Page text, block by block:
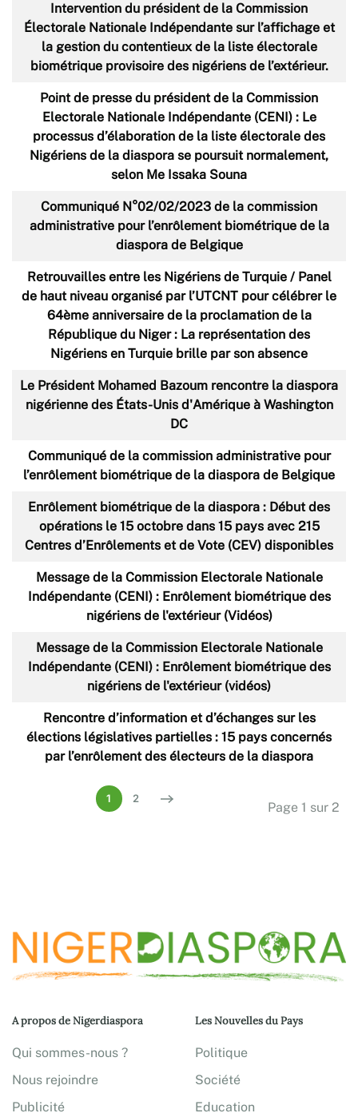
Intervention du président de la Commission
Électorale Nationale Indépendante sur l’affichage et
la gestion du contentieux de la liste électorale
biométrique provisoire des nigériens de l’extérieur.
Point de presse du président de la Commission
Electorale Nationale Indépendante (CENI) : Le
processus d’élaboration de la liste électorale des
Nigériens de la diaspora se poursuit normalement,
selon Me Issaka Souna
Communiqué N°02/02/2023 de la commission
administrative pour l’enrôlement biométrique de la
diaspora de Belgique
Retrouvailles entre les Nigériens de Turquie / Panel
de haut niveau organisé par l’UTCNT pour célébrer le
64ème anniversaire de la proclamation de la
République du Niger : La représentation des
Nigériens en Turquie brille par son absence
Le Président Mohamed Bazoum rencontre la diaspora
nigérienne des États-Unis d'Amérique à Washington
DC
Communiqué de la commission administrative pour
l’enrôlement biométrique de la diaspora de Belgique
Enrôlement biométrique de la diaspora : Début des
opérations le 15 octobre dans 15 pays avec 215
Centres d’Enrôlements et de Vote (CEV) disponibles
Message de la Commission Electorale Nationale
Indépendante (CENI) : Enrôlement biométrique des
nigériens de l'extérieur (Vidéos)
Message de la Commission Electorale Nationale
Indépendante (CENI) : Enrôlement biométrique des
nigériens de l'extérieur (vidéos)
Rencontre d’information et d’échanges sur les
élections législatives partielles : 15 pays concernés
par l’enrôlement des électeurs de la diaspora
Page 1 sur 2
1 2
A propos de Nigerdiaspora
Qui sommes-nous ?
Nous rejoindre
Publicité
Les Nouvelles du Pays
Politique
Société
Education